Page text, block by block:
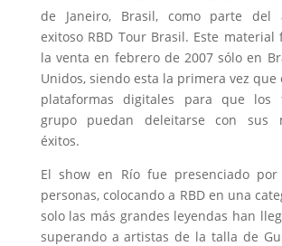
de Janeiro, Brasil, como parte del
exitoso RBD Tour Brasil. Este material
la venta en febrero de 2007 sólo en
Unidos, siendo esta la primera vez que
plataformas digitales para que los
grupo puedan deleitarse con sus
éxitos.
El show en Río fue presenciado
personas, colocando a RBD en una
solo las más grandes leyendas han
superando a artistas de la talla de